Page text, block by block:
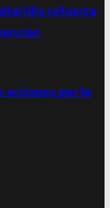
Illia refuerza
acciones por la